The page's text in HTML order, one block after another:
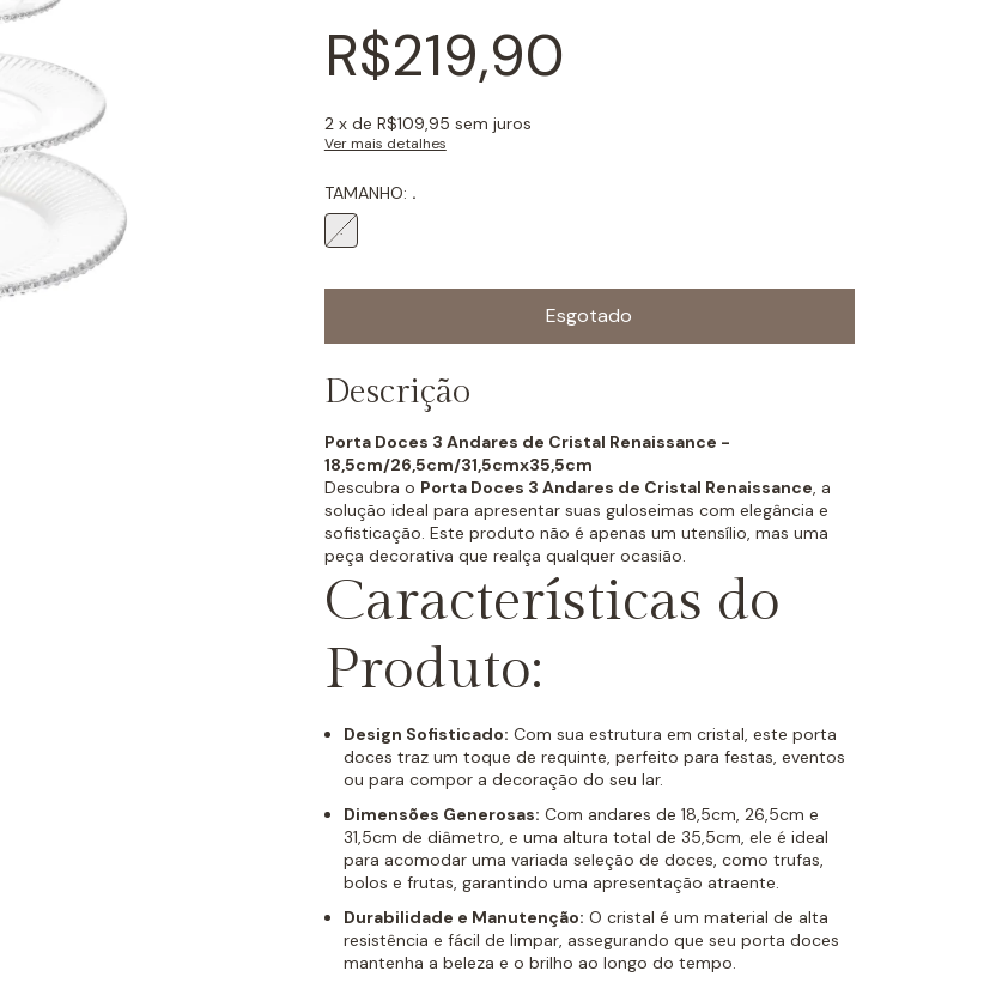
R$219,90
2 x de R$109,95 sem juros
Ver mais detalhes
TAMANHO: .
.
Descrição
Porta Doces 3 Andares de Cristal Renaissance -
18,5cm/26,5cm/31,5cmx35,5cm
Descubra o Porta Doces 3 Andares de Cristal Renaissance, a
solução ideal para apresentar suas guloseimas com elegância e
sofisticação. Este produto não é apenas um utensílio, mas uma
peça decorativa que realça qualquer ocasião.
Características do
Produto:
Design Sofisticado: Com sua estrutura em cristal, este porta
doces traz um toque de requinte, perfeito para festas, eventos
ou para compor a decoração do seu lar.
Dimensões Generosas: Com andares de 18,5cm, 26,5cm e
31,5cm de diâmetro, e uma altura total de 35,5cm, ele é ideal
para acomodar uma variada seleção de doces, como trufas,
bolos e frutas, garantindo uma apresentação atraente.
Durabilidade e Manutenção: O cristal é um material de alta
resistência e fácil de limpar, assegurando que seu porta doces
mantenha a beleza e o brilho ao longo do tempo.